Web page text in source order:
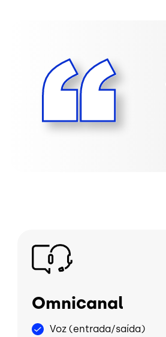
Imagem
Omnicanal
Voz (entrada/saída)